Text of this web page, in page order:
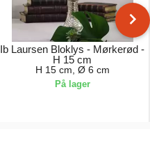
Ib Laursen Bloklys - Mørkerød -
H 15 cm
H 15 cm, Ø 6 cm
På lager